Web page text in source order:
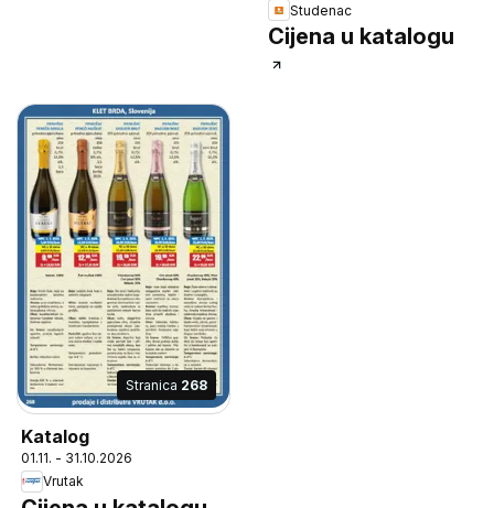
Studenac
Cijena u katalogu
Stranica 268
Katalog
01.11. - 31.10.2026
Vrutak